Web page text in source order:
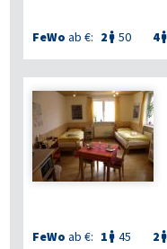
FeWo ab €: 2  50 4
FeWo ab €: 1  45 2 